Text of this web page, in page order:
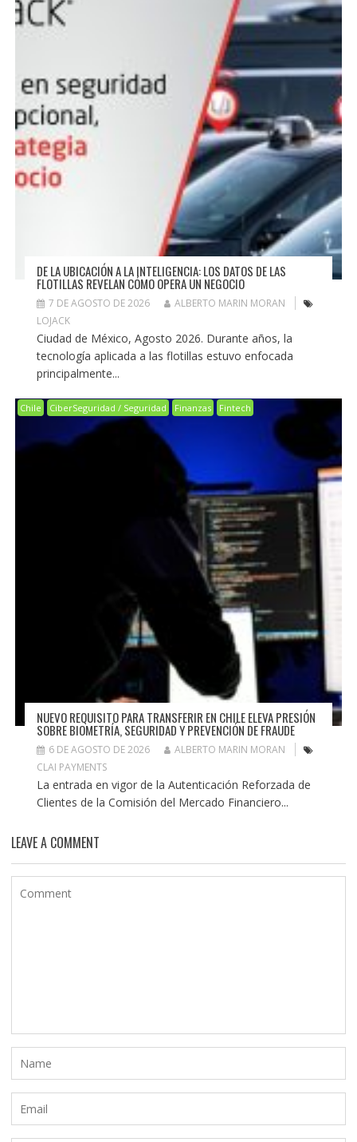
DE LA UBICACIÓN A LA INTELIGENCIA: LOS DATOS DE LAS
FLOTILLAS REVELAN CÓMO OPERA UN NEGOCIO
7 DE AGOSTO DE 2026
ALBERTO MARIN MORAN
LOJACK
Ciudad de México, Agosto 2026. Durante años, la
tecnología aplicada a las flotillas estuvo enfocada
principalmente...
Chile CiberSeguridad / Seguridad Finanzas Fintech
NUEVO REQUISITO PARA TRANSFERIR EN CHILE ELEVA PRESIÓN
SOBRE BIOMETRÍA, SEGURIDAD Y PREVENCIÓN DE FRAUDE
6 DE AGOSTO DE 2026
ALBERTO MARIN MORAN
CLAI PAYMENTS
La entrada en vigor de la Autenticación Reforzada de
Clientes de la Comisión del Mercado Financiero...
LEAVE A COMMENT